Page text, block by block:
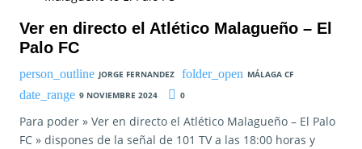
Ver en directo el Atlético Malagueño – El
Palo FC
JORGE FERNANDEZ
MÁLAGA CF
9 NOVIEMBRE 2024
0
Para poder » Ver en directo el Atlético Malagueño – El Palo
FC » dispones de la señal de 101 TV a las 18:00 horas y